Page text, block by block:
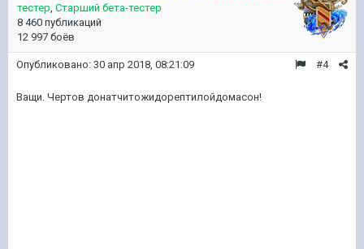
тестер Старший бета-тестер
8 460 публикаций
12 997 боёв
#4
Опубликовано: 30 апр 2018, 08:21:09
Ващи. Чертов донатчитожидорептилойдомасон!